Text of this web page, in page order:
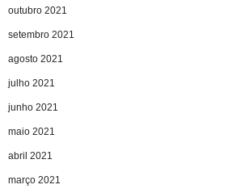
outubro 2021
setembro 2021
agosto 2021
julho 2021
junho 2021
maio 2021
abril 2021
março 2021